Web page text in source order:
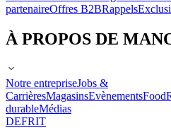
partenaireOffres B2BRappels
À PROPOS DE
Notre entrepriseJobs &
CarrièresMagasinsEvènementsFood
durableMédias
DEFRIT